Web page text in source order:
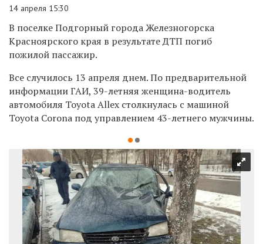
14 апреля 15:30
В поселке Подгорный города Железногорска
Красноярского края в результате ДТП погиб
пожилой пассажир.
Все случилось 13 апреля днем. По предварительной
информации ГАИ, 39-летняя женщина-водитель
автомобиля Toyota Allex столкнулась с машиной
Toyota Corona под управлением 43-летнего мужчины.